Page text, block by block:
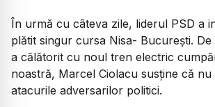
În urmă cu câteva zile, liderul PSD a
plătit singur cursa Nisa- București.
a călătorit cu noul tren electric
noastră, Marcel Ciolacu susține că nu
atacurile adversarilor politici.